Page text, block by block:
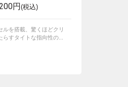
円(税込)
ルを搭載、驚くほどクリ
すタイトな指向性の...